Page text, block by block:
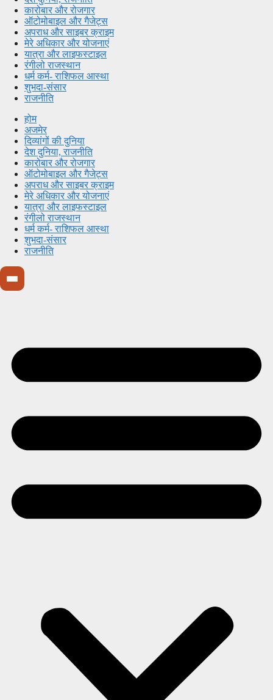
कारोबार और रोजगार
ऑटोमोबाइल और गैजेट्स
अपराध और साइबर क्राइम
मेरे अधिकार और योजनाएं
यात्रा और लाइफस्टाइल
रंगीलो राजस्थान
धर्म कर्म- राशिफल आस्था
शुभदा-संसार
राजनीति
होम
अजमेर
दिव्यांगों की दुनिया
देश दुनिया, राजनीति
कारोबार और रोजगार
ऑटोमोबाइल और गैजेट्स
अपराध और साइबर क्राइम
मेरे अधिकार और योजनाएं
यात्रा और लाइफस्टाइल
रंगीलो राजस्थान
धर्म कर्म- राशिफल आस्था
शुभदा-संसार
राजनीति